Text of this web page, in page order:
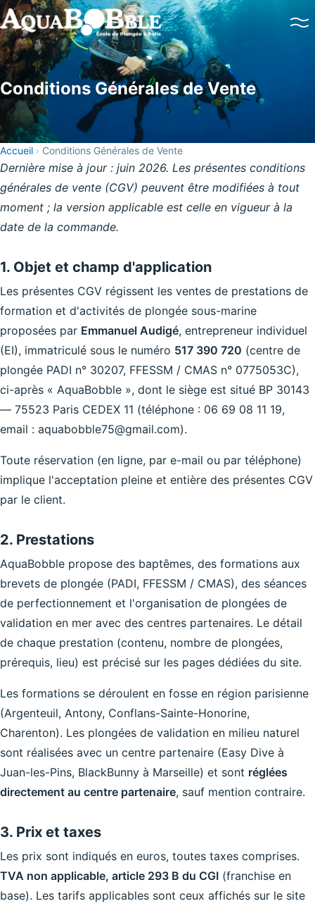
Brevets PADI
Brevets FFESSM / CMAS
Double certification
Baptême de plongée
Perfectionnement
Plongées en mer
Conditions Générales de Vente
Accueil › Conditions Générales de Vente
Dernière mise à jour : juin 2026. Les présentes conditions
générales de vente (CGV) peuvent être modifiées à tout
moment ; la version applicable est celle en vigueur à la
date de la commande.
1. Objet et champ d'application
Les présentes CGV régissent les ventes de prestations de
formation et d'activités de plongée sous-marine
proposées par Emmanuel Audigé, entrepreneur individuel
(EI), immatriculé sous le numéro 517 390 720 (centre de
plongée PADI n° 30207, FFESSM / CMAS n° 0775053C),
ci-après « AquaBobble », dont le siège est situé BP 30143
— 75523 Paris CEDEX 11 (téléphone : 06 69 08 11 19,
email : aquabobble75@gmail.com).
Toute réservation (en ligne, par e-mail ou par téléphone)
implique l'acceptation pleine et entière des présentes CGV
par le client.
2. Prestations
AquaBobble propose des baptêmes, des formations aux
brevets de plongée (PADI, FFESSM / CMAS), des séances
de perfectionnement et l'organisation de plongées de
validation en mer avec des centres partenaires. Le détail
de chaque prestation (contenu, nombre de plongées,
prérequis, lieu) est précisé sur les pages dédiées du site.
Les formations se déroulent en fosse en région parisienne
(Argenteuil, Antony, Conflans-Sainte-Honorine,
Charenton). Les plongées de validation en milieu naturel
sont réalisées avec un centre partenaire (Easy Dive à
Juan-les-Pins, BlackBunny à Marseille) et sont réglées
directement au centre partenaire, sauf mention contraire.
3. Prix et taxes
Les prix sont indiqués en euros, toutes taxes comprises.
TVA non applicable, article 293 B du CGI (franchise en
base). Les tarifs applicables sont ceux affichés sur le site